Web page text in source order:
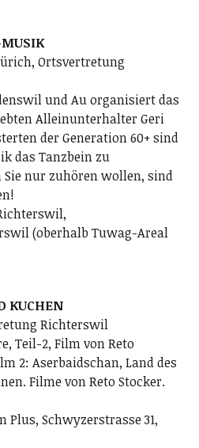
Ortsvertretung
und Au organisiert das
Alleinunterhalter Geri
der Generation 60+ sind
das Tanzbein zu
nur zuhören wollen, sind
(oberhalb Tuwag-Areal
KUCHEN
Richterswil
Teil-2, Film von Reto
2: Aserbaidschan, Land des
Filme von Reto Stocker.
Plus, Schwyzerstrasse 31,